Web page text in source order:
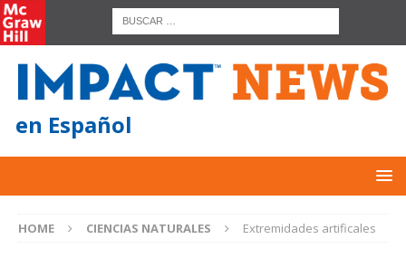
en Español
HOME CIENCIAS NATURALES Extremidades artificales